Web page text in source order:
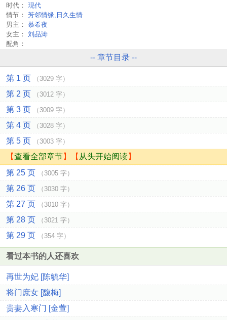
时代： 现代
情节： 芳邻情缘,日久生情
男主： 慕希夜
女主： 刘品涛
配角：
-- 章节目录 --
第 1 页 （3029 字）
第 2 页 （3012 字）
第 3 页 （3009 字）
第 4 页 （3028 字）
第 5 页 （3003 字）
【查看全部章节】【 从头开始阅读】
第 25 页
（3005 字）
第 26 页 （3030 字）
第 27 页 （3010 字）
第 28 页 （3021 字）
第 29 页 （354 字）
看过本书的人还喜欢
再世为妃 [陈毓华]
将门庶女 [馥梅]
贵妻入寒门 [金萱]